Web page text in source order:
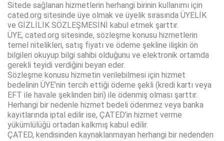
Sitede sağlanan hizmetlerin herhangi birinin kullanımı için
cated.org sitesinde üye olmak ve üyelik sırasında ÜYELİK
ve GİZLİLİK SÖZLEŞMESİNİ kabul etmek şarttır.
ÜYE, cated.org sitesinde, sözleşme konusu hizmetlerin
temel nitelikleri, satış fiyatı ve ödeme şekline ilişkin ön
bilgileri okuyup bilgi sahibi olduğunu ve elektronik ortamda
gerekli teyidi verdiğini beyan eder.
Sözleşme konusu hizmetin verilebilmesi için hizmet
bedelinin ÜYE’nin tercih ettiği ödeme şekli (kredi kartı veya
EFT ile havale şeklinden biri) ile ödenmiş olması şarttır.
Herhangi bir nedenle hizmet bedeli ödenmez veya banka
kayıtlarında iptal edilir ise, ÇATED’in hizmet verme
yükümlülüğü ortadan kalkmış kabul edilir.
ÇATED, kendisinden kaynaklanmayan herhangi bir nedenden